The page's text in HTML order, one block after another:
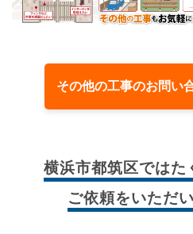
その他の工事のお問
横浜市都筑区ではた
ご依頼をいただ